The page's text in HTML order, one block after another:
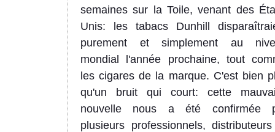
semaines sur la Toile, venant des
Unis: les tabacs Dunhill
purement et simplement au
mondial l'année prochaine, tout
les cigares de la marque. C'est bien
qu'un bruit qui court: cette
nouvelle
nous a été confirmée
plusieurs professionnels,